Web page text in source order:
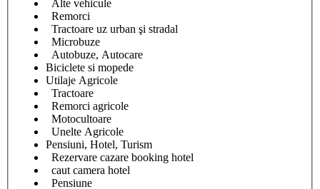
Alte vehicule
Remorci
Tractoare uz urban şi stradal
Microbuze
Autobuze, Autocare
Biciclete si mopede
Utilaje Agricole
Tractoare
Remorci agricole
Motocultoare
Unelte Agricole
Pensiuni, Hotel, Turism
Rezervare cazare booking hotel
caut camera hotel
Pensiune